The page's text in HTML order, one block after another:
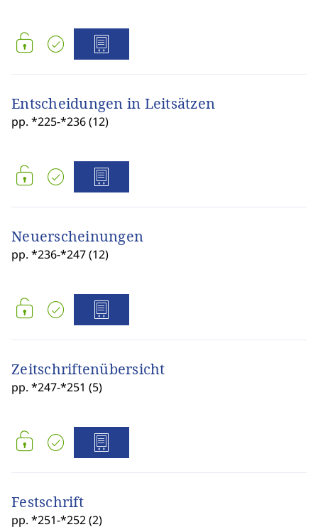
Entscheidungen in Leitsätzen
pp. *225-*236 (12)
Neuerscheinungen
pp. *236-*247 (12)
Zeitschriftenübersicht
pp. *247-*251 (5)
Festschrift
pp. *251-*252 (2)